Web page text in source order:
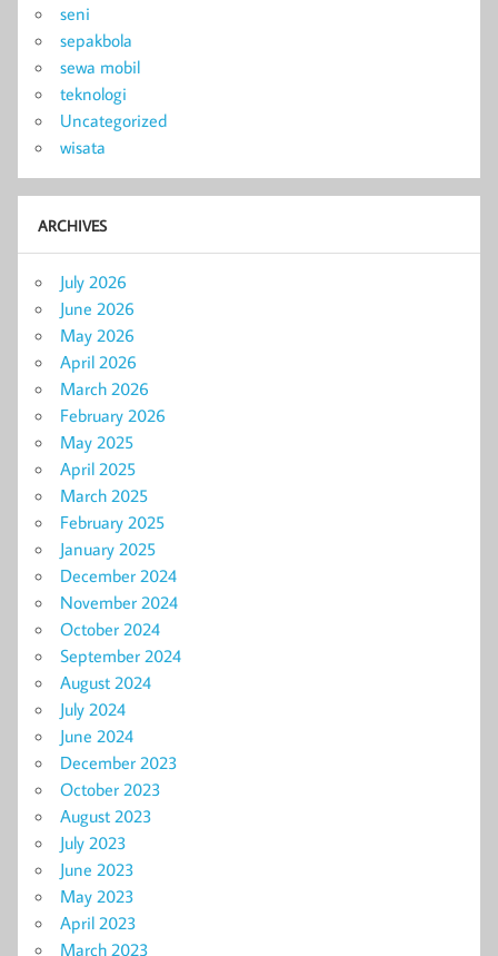
seni
sepakbola
sewa mobil
teknologi
Uncategorized
wisata
ARCHIVES
July 2026
June 2026
May 2026
April 2026
March 2026
February 2026
May 2025
April 2025
March 2025
February 2025
January 2025
December 2024
November 2024
October 2024
September 2024
August 2024
July 2024
June 2024
December 2023
October 2023
August 2023
July 2023
June 2023
May 2023
April 2023
March 2023